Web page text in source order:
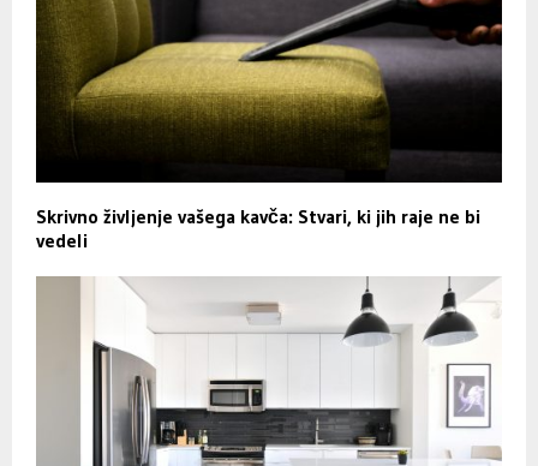
Skrivno življenje vašega kavča: Stvari, ki jih raje ne bi
vedeli